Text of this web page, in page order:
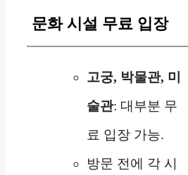
문화 시설 무료 입장
고궁, 박물관, 미
술관: 대부분 무
료 입장 가능.
방문 전에 각 시